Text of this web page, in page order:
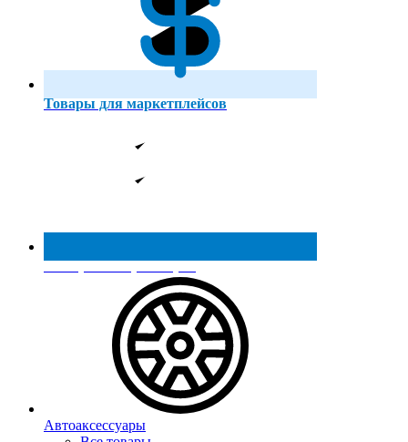
Товары для маркетплейсов
Реестр МинПромТорга
Автоаксессуары